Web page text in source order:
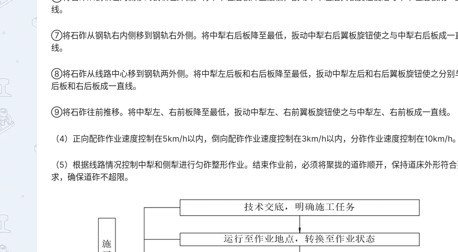
线。
⑦将石砟从钢轨右内侧移到钢轨右外侧。将中犁右后板降至最低，扳动中犁右后翼板旋钮使之与中犁右后板成一
线。
⑧将石砟从线路中心移到钢轨两外侧。将中犁左后板和右后板降至最低，扳动中犁左后和右后翼板旋钮使之分别
后板和右后板成一直线。
⑨将石砟往前推移。将中犁左、右前板降至最低，扳动中犁左、右前翼板旋钮使之与中犁左、右前板成一直线。
（4）正向配砟作业速度控制在5km/h以内，倒向配砟作业速度控制在3km/h以内，分砟作业速度控制在10km/h
（5）根据线路情况控制中犁和侧犁进行匀砟整形作业。结束作业前，必须将聚拢的道砟顺开，保持道床外形符
求，确保道砟不超限。